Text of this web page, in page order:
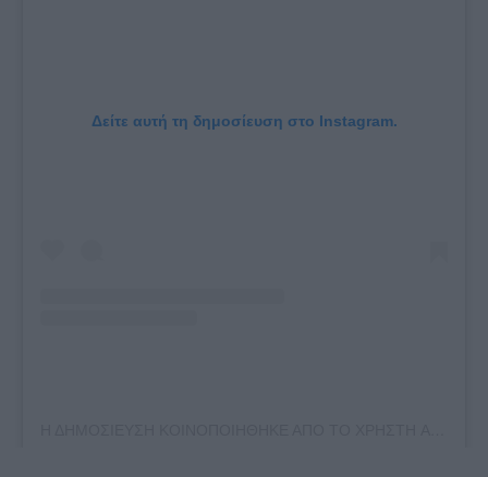
Δείτε αυτή τη δημοσίευση στο Instagram.